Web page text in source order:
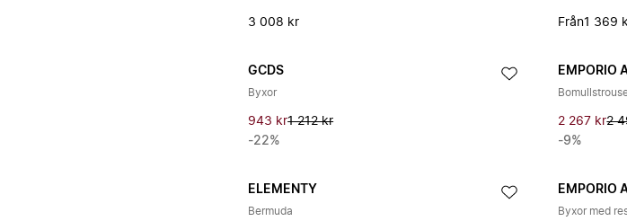
3 008 kr Från1 369
GCDS
Byxor
943 kr1 212 kr
-22%
EMPORIO
2 267 kr2
-9%
ELEMENTY
Bermuda
EMPORIO
Byxor med